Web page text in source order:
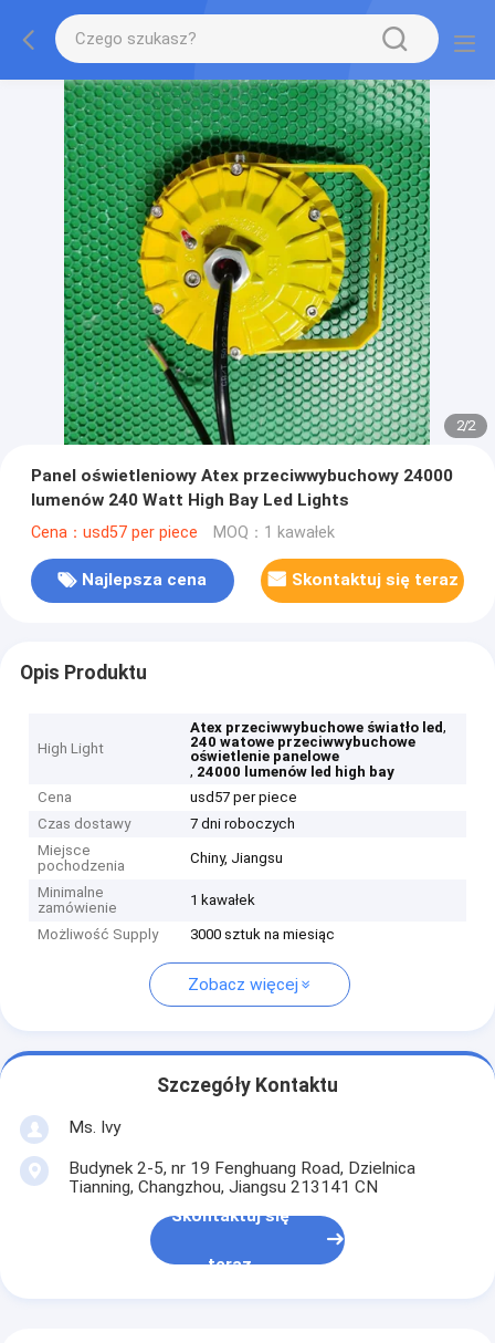
2/2
Panel oświetleniowy Atex przeciwwybuchowy 24000
lumenów 240 Watt High Bay Led Lights
Cena：usd57 per piece MOQ：1 kawałek
Najlepsza cena Skontaktuj się teraz
Opis Produktu
High Light
Atex przeciwwybuchowe światło led,
240 watowe przeciwwybuchowe
oświetlenie panelowe
, 24000 lumenów led high bay
Cena
usd57 per piece
Czas dostawy
7 dni roboczych
Miejsce
pochodzenia
Chiny, Jiangsu
Minimalne
zamówienie
1 kawałek
Możliwość Supply 3000 sztuk na miesiąc
Zobacz więcej
Szczegóły Kontaktu
Ms. Ivy
Budynek 2-5, nr 19 Fenghuang Road, Dzielnica
Tianning, Changzhou, Jiangsu 213141 CN
Skontaktuj się
teraz